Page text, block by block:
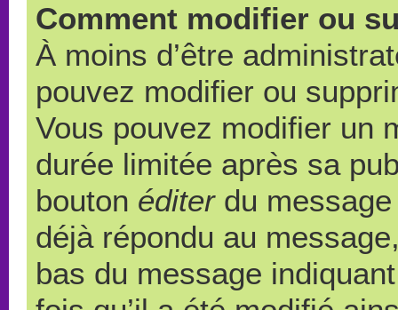
Comment modifier ou
À moins d’être
pouvez modifier ou
Vous pouvez modifier un
durée limitée après sa
bouton éditerdu message
déjà répondu au
bas du message